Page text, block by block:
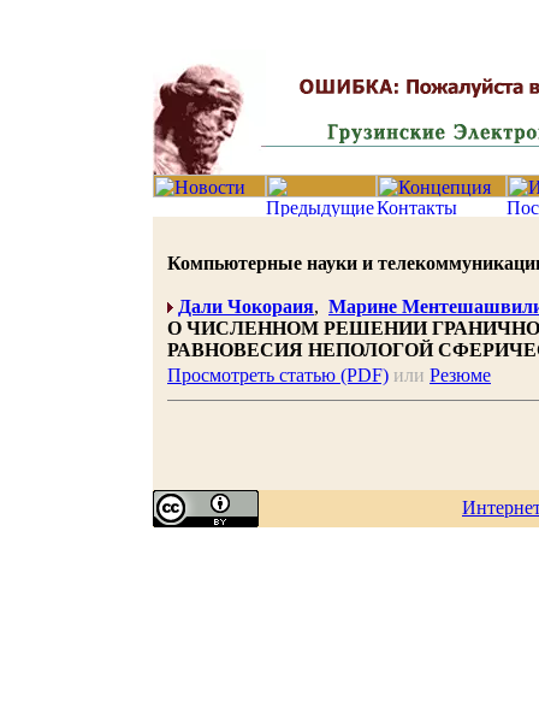
Компьютерные науки и
Дали Чокораия, Марине
О ЧИСЛЕННОМ РЕШЕНИИ
РАВНОВЕСИЯ НЕПОЛОГОЙ
Просмотреть статью (PDF) или Резюме